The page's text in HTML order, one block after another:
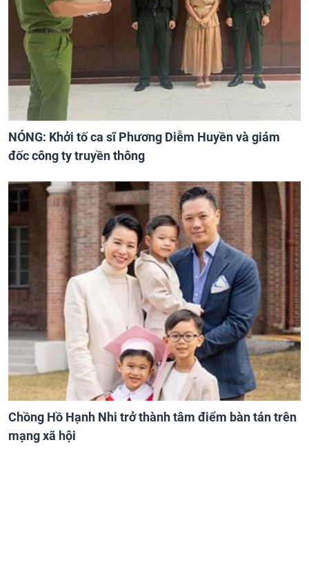
NÓNG: Khởi tố ca sĩ Phương Diễm Huyền và giám
đốc công ty truyền thông
Chồng Hồ Hạnh Nhi trở thành tâm điểm bàn tán trên
mạng xã hội